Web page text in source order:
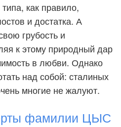
как правило,
и достатка. А
грубость и
к этому природный дар
в любви. Однако
над собой: сталиных
многие не жалуют.
фамилии ЦЫС